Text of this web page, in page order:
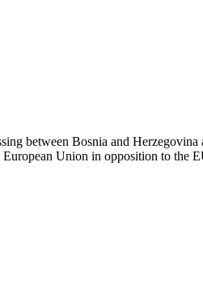
between Bosnia and
Union in opposition to the